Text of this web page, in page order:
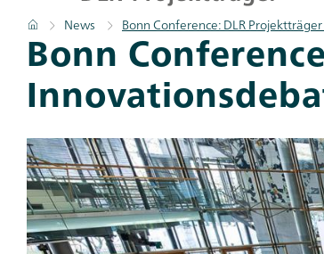
Startseite
News Bonn Conference: DLR
Titel
Bonn
Teaser
Bild